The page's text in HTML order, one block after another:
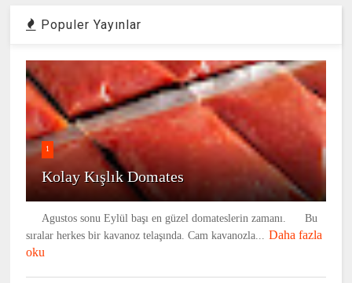
Populer Yayınlar
1
Kolay Kışlık Domates
Agustos sonu Eylül başı en güzel domateslerin zamanı. Bu
sıralar herkes bir kavanoz telaşında. Cam kavanozla... Daha fazla
oku